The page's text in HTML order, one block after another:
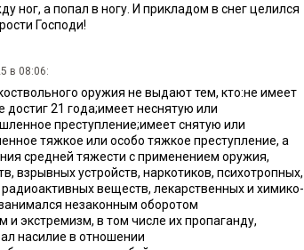
ног, а попал в ногу. И прикладом в снег целился
Господи!
в 08:06:
оружия не выдают тем, кто:не имеет
достиг 21 года;имеет неснятую или
преступление;имеет снятую или
тяжкое или особо тяжкое преступление, а
средней тяжести с применением оружия,
взрывных устройств, наркотиков, психотропных,
веществ, лекарственных и химико-
незаконным оборотом
и экстремизм, в том числе их пропаганду,
насилие в отношении